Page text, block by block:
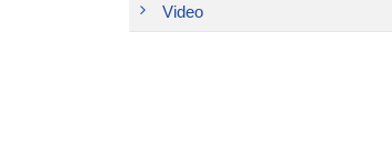
Video